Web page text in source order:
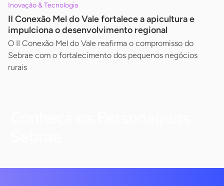
Inovação & Tecnologia
II Conexão Mel do Vale fortalece a apicultura e
impulciona o desenvolvimento regional
O II Conexão Mel do Vale reafirma o compromisso do
Sebrae com o fortalecimento dos pequenos negócios
rurais